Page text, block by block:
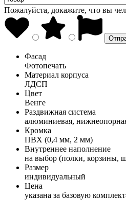
Пожалуйста, докажите, что вы
Фасад
Фотопечать
Материал корпуса
ЛДСП
Цвет
Венге
Раздвижная система
алюминиевая,
Кромка
ПВХ (0,4 мм, 2 мм)
Внутреннее наполнение
на выбор (полки, корзины,
Размер
индивидуальный
Цена
указана за базовую